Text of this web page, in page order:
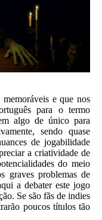
memoráveis e que nos
para o termo
algo de único para
sendo quase
de jogabilidade
a criatividade de
do meio
graves problemas de
a debater este jogo
Se são fãs de indies
poucos títulos tão